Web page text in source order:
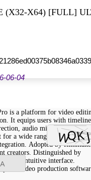
(X32-X64) [FULL]
06-04
is a platform for video
It equips users with timeline
audio mixing, and
for a wide range of formats
Adopted by
creators. Distinguished by
an intuitive interface.
video production